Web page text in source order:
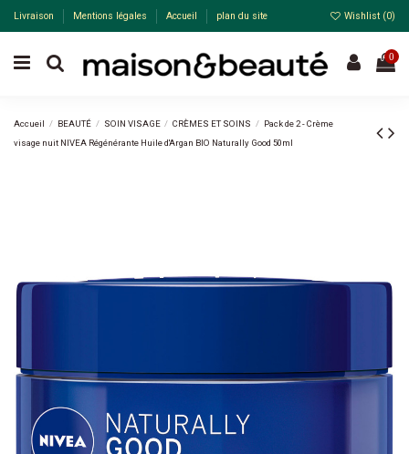
Livraison Mentions légales Accueil plan du site Wishlist (0)
0
Accueil BEAUTÉ SOIN VISAGE CRÈMES ET SOINS
Pack de 2 - Crème
visage nuit NIVEA Régénérante Huile d'Argan BIO Naturally Good 50ml